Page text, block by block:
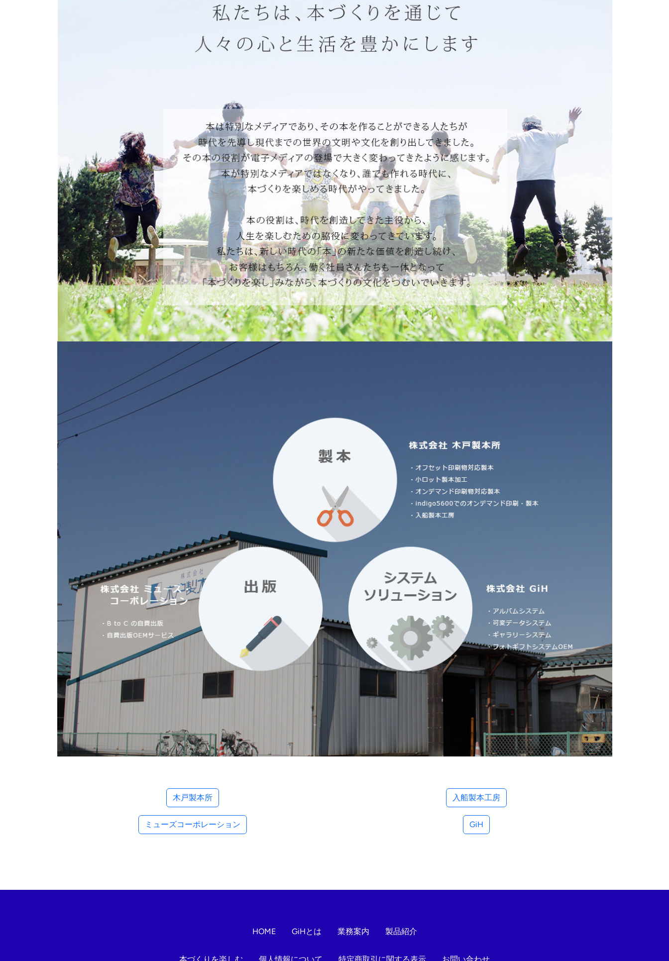
木戸製本所 入船製本工房
ミューズコーポレーション GiH
HOME GiHとは 業務案内 製品紹介